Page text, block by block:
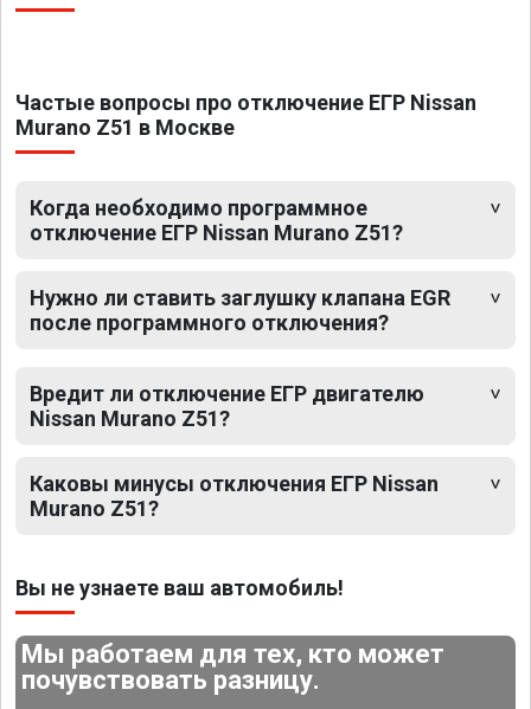
Частые вопросы про отключение ЕГР Nissan
Murano Z51 в Москве
Когда необходимо программное
отключение ЕГР Nissan Murano Z51?
Нужно ли ставить заглушку клапана EGR
после программного отключения?
Вредит ли отключение ЕГР двигателю
Nissan Murano Z51?
Каковы минусы отключения ЕГР Nissan
Murano Z51?
Вы не узнаете ваш автомобиль!
Мы работаем для тех, кто может
почувствовать разницу.